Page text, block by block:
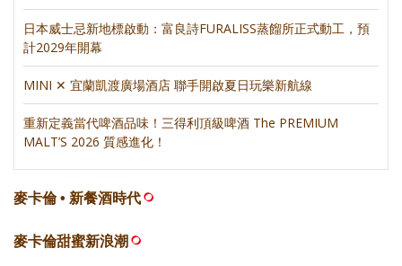
日本威士忌新地標啟動：富良詩FURALISS蒸餾所正式動工，預
計2029年開幕
MINI ✕ 宜蘭凱渡廣場酒店 聯手開啟夏日玩樂新航線
重新定義當代啤酒品味！三得利頂級啤酒 The PREMIUM
MALT’S 2026 質感進化！
麥卡倫 • 新餐酒時代
麥卡倫甜蜜新浪潮